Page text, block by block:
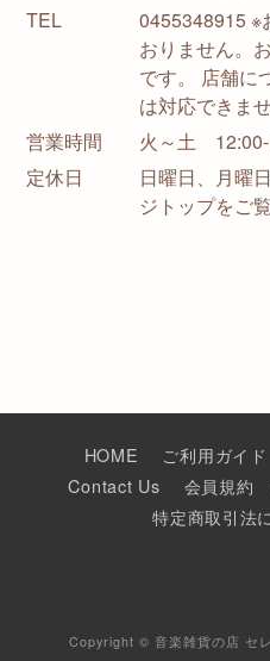
TEL
0455348915 ※
おりません。
です。 店舗に
は対応できませ
営業時間
火～土 12:00-
定休日
日曜日、月曜
ジトップをご
HOME ご利用ガイド
Contact Us
会員規約
特定商取引法
Copyright © 音楽雑貨の店 セ